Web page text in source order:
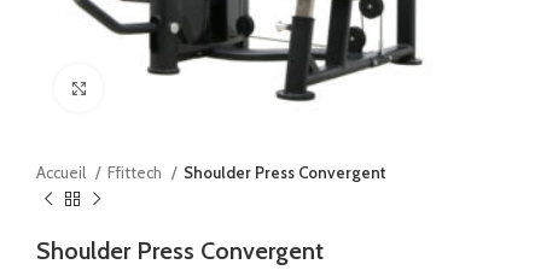
Accueil Ffittech Shoulder Press Convergent
Shoulder Press Convergent